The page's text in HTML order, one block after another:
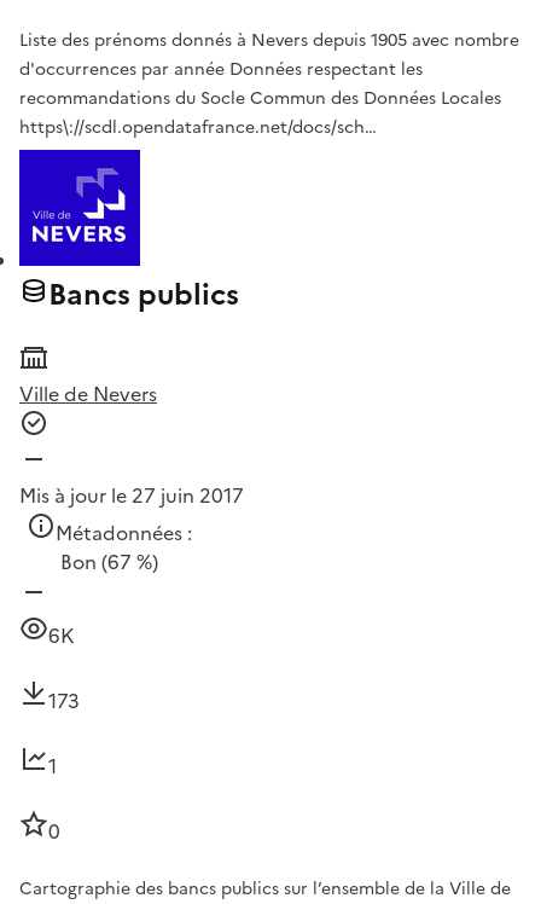
Liste des prénoms donnés à Nevers depuis 1905 avec nombre
d'occurrences par année Données respectant les
recommandations du Socle Commun des Données Locales
https\://scdl.opendatafrance.net/docs/sch…
Bancs publics
Ville de Nevers
Mis à jour le 27 juin 2017
Métadonnées :
Bon (67 %)
6K
173
1
0
Cartographie des bancs publics sur l’ensemble de la Ville de